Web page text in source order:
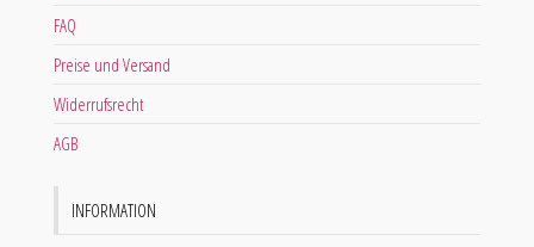
FAQ
Preise und Versand
Widerrufsrecht
AGB
INFORMATION